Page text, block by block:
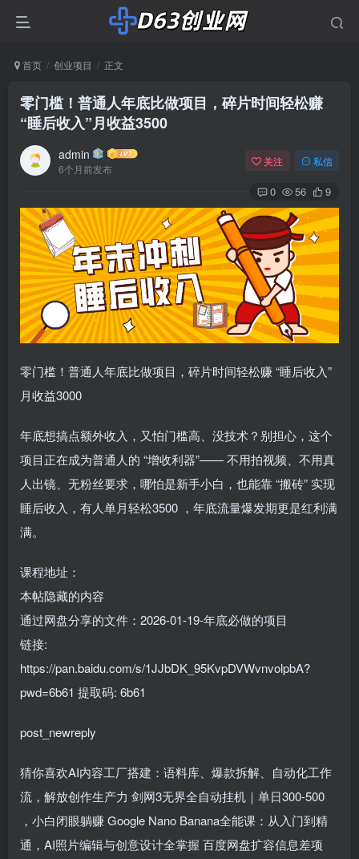
首页 创业项目 正文
零门槛！普通人年底比做项目，碎片时间轻松赚
“睡后收入”月收益3500
admin
6个月前发布
关注 私信
0 56 9
零门槛！普通人年底比做项目，碎片时间轻松赚 “睡后收入”
月收益3000
年底想搞点额外收入，又怕门槛高、没技术？别担心，这个
项目正在成为普通人的 “增收利器”—— 不用拍视频、不用真
人出镜、无粉丝要求，哪怕是新手小白，也能靠 “搬砖” 实现
睡后收入，有人单月轻松3500 ，年底流量爆发期更是红利满
满。
课程地址：
本帖隐藏的内容
通过网盘分享的文件：2026-01-19-年底必做的项目
链接:
https://pan.baidu.com/s/1JJbDK_95KvpDVWvnvolpbA?
pwd=6b61 提取码: 6b61
post_newreply
猜你喜欢AI内容工厂搭建：语料库、爆款拆解、自动化工作
流，解放创作生产力 剑网3无界全自动挂机｜单日300-500
，小白闭眼躺赚 Google Nano Banana全能课：从入门到精
通，AI照片编辑与创意设计全掌握 百度网盘扩容信息差项